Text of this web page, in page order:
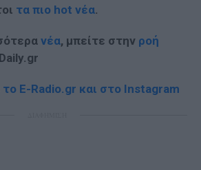
τα πιο hot νέα.
νέα, μπείτε στην ροή
E-Radio.gr και στο Instagram